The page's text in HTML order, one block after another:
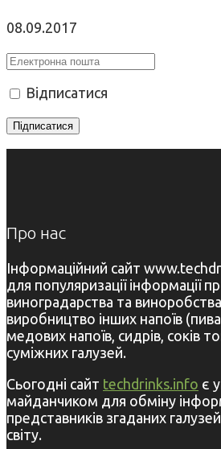
08.09.2017
Відписатися
Про нас
Інформаційний сайт
для популяризації інформації
виноградарства та
виробництво інших напоїв
медових напоїв, сидрів, соків
суміжних галузей.
Сьогодні сайт techdrinks.info є
майданчиком для обміну
представників згаданих
світу.